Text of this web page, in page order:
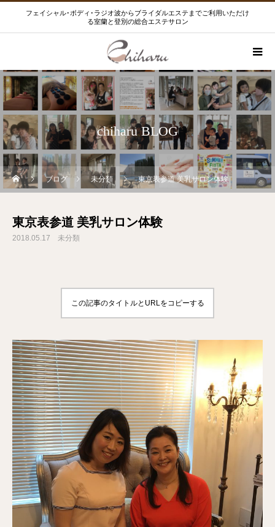
フェイシャル･ボディ･ラジオ波からブライダルエステまでご利用いただけ
る室蘭と登別の総合エステサロン
chiharu BLOG
ブログ 未分類 東京表参道 美乳サロン体験
東京表参道 美乳サロン体験
2018.05.17 未分類
この記事のタイトルとURLをコピーする